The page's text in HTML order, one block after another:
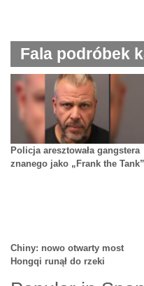
Fala podróbek
dolarów. Policja
ostrożność
Policja aresztowała gangstera
znanego jako „Frank the Tank”
Chiny: nowo otwarty most
Hongqi runął do rzeki